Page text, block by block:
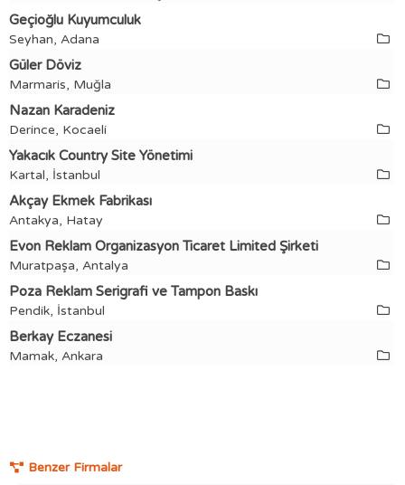
Geçioğlu Kuyumculuk
Seyhan, Adana
Güler Döviz
Marmaris, Muğla
Nazan Karadeniz
Derince, Kocaeli
Yakacık Country Site Yönetimi
Kartal, İstanbul
Akçay Ekmek Fabrikası
Antakya, Hatay
Evon Reklam Organizasyon Ticaret Limited Şirketi
Muratpaşa, Antalya
Poza Reklam Serigrafi ve Tampon Baskı
Pendik, İstanbul
Berkay Eczanesi
Mamak, Ankara
Benzer Firmalar